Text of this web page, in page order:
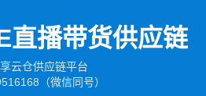
直播带货供应链
云仓供应链平台
（微信同号）